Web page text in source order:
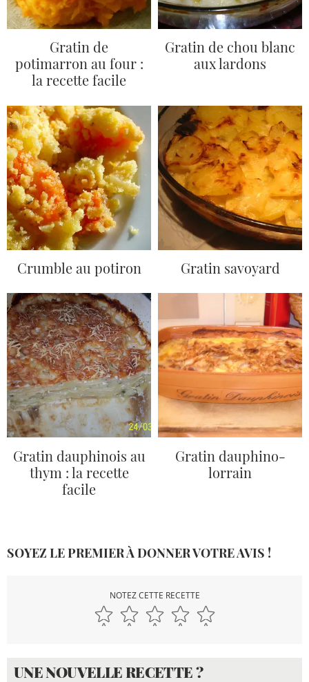
Gratin de
potimarron au four :
la recette facile
Gratin de chou blanc
aux lardons
Crumble au potiron Gratin savoyard
Gratin dauphinois au
thym : la recette
facile
Gratin dauphino-
lorrain
SOYEZ LE PREMIER À DONNER VOTRE AVIS !
NOTEZ CETTE RECETTE
UNE NOUVELLE RECETTE ?